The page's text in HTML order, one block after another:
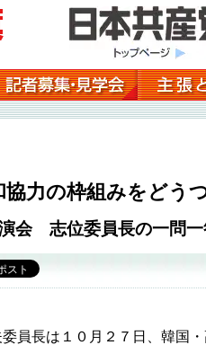
力の枠組みをどう
会 志位委員長の一問
員長は１０月２７日、韓国